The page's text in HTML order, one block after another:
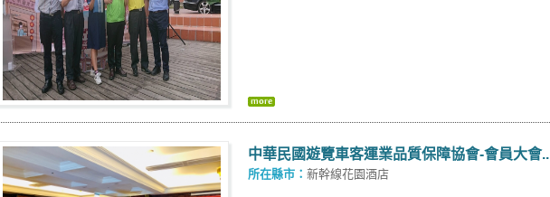
中華民國遊覽車客運業品質保障協會-會員大會..
所在縣市： 新幹線花園酒店